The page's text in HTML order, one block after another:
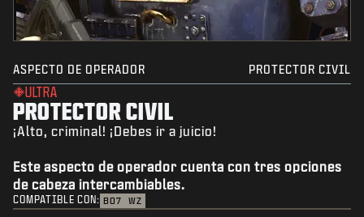
ASPECTO DE OPERADOR PROTECTOR CIVIL
ULTRA
PROTECTOR CIVIL
¡Alto, criminal! ¡Debes ir a juicio!
Este aspecto de operador cuenta con tres opciones
de cabeza intercambiables.
COMPATIBLE CON: BO7 WZ